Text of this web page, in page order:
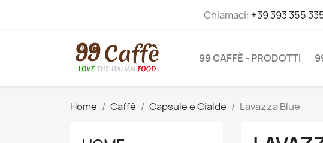
Chiamaci: +39 393 355
99 CAFFÈ - PRODOTTI
Home Caffè Capsule e Cialde Lavazza Blue